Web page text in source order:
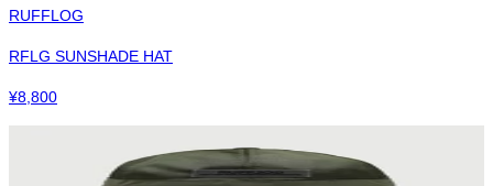
RUFFLOG
RFLG SUNSHADE HAT
¥8,800